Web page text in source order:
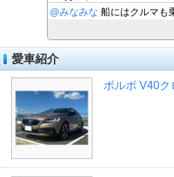
@みなみな 船にはクルマも
愛車紹介
ボルボ V40ク